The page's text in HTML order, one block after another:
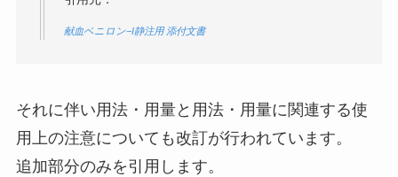
献血ベニロン−I静注用 添付文書
それに伴い用法・用量と用法・用量に関連する使
用上の注意についても改訂が行われています。
追加部分のみを引用します。